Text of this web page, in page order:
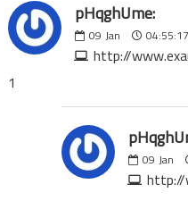
pHqghUme:
09 Jan
http://
1
09 Jan
http://